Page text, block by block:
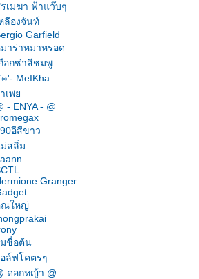
เมฆา ฟ้าแว๊บๆ
ลืองจันท์
Garfield
าร่าหมาหรอด
อกซ่าสีชมพู
'- MeIKha
เพ
- ENYA - @
อีสีขาว
สลิ่ม
Granger
ณใหญ่
ชื่อต้น
ล์ฟโคตรๆ
ดอกหญ้า @